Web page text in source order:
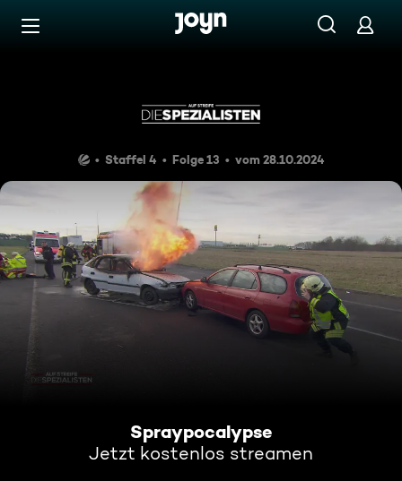
Zum Inhalt springen
Staffel 4 Folge 13 vom 28.10.2024
Spraypocalypse
Jetzt kostenlos streamen